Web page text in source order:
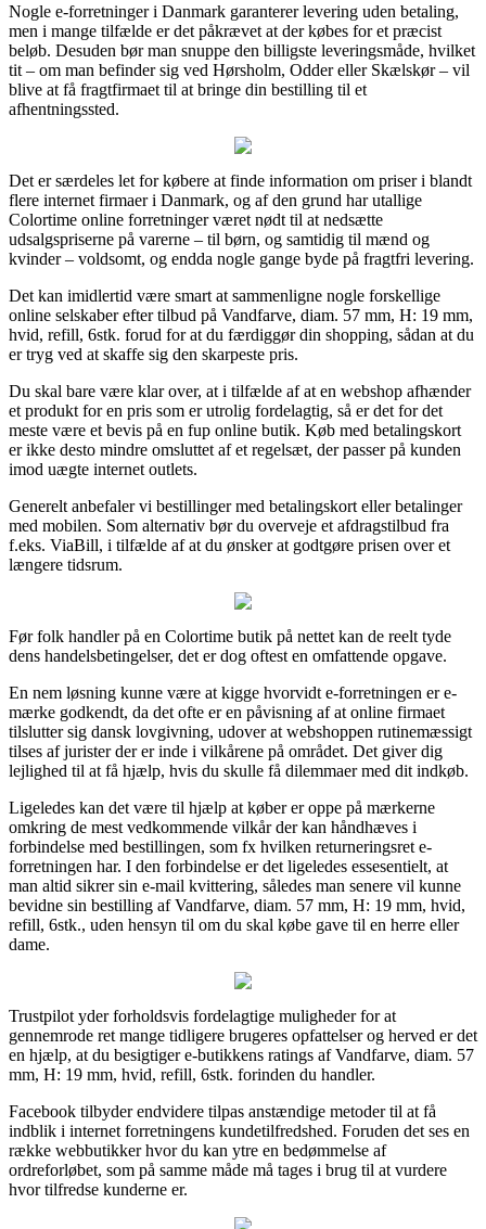
Nogle e-forretninger i Danmark garanterer levering uden betaling,
men i mange tilfælde er det påkrævet at der købes for et præcist
beløb. Desuden bør man snuppe den billigste leveringsmåde, hvilket
tit – om man befinder sig ved Hørsholm, Odder eller Skælskør – vil
blive at få fragtfirmaet til at bringe din bestilling til et
afhentningssted.
Det er særdeles let for købere at finde information om priser i blandt
flere internet firmaer i Danmark, og af den grund har utallige
Colortime online forretninger været nødt til at nedsætte
udsalgspriserne på varerne – til børn, og samtidig til mænd og
kvinder – voldsomt, og endda nogle gange byde på fragtfri levering.
Det kan imidlertid være smart at sammenligne nogle forskellige
online selskaber efter tilbud på Vandfarve, diam. 57 mm, H: 19 mm,
hvid, refill, 6stk. forud for at du færdiggør din shopping, sådan at du
er tryg ved at skaffe sig den skarpeste pris.
Du skal bare være klar over, at i tilfælde af at en webshop afhænder
et produkt for en pris som er utrolig fordelagtig, så er det for det
meste være et bevis på en fup online butik. Køb med betalingskort
er ikke desto mindre omsluttet af et regelsæt, der passer på kunden
imod uægte internet outlets.
Generelt anbefaler vi bestillinger med betalingskort eller betalinger
med mobilen. Som alternativ bør du overveje et afdragstilbud fra
f.eks. ViaBill, i tilfælde af at du ønsker at godtgøre prisen over et
længere tidsrum.
Før folk handler på en Colortime butik på nettet kan de reelt tyde
dens handelsbetingelser, det er dog oftest en omfattende opgave.
En nem løsning kunne være at kigge hvorvidt e-forretningen er e-
mærke godkendt, da det ofte er en påvisning af at online firmaet
tilslutter sig dansk lovgivning, udover at webshoppen rutinemæssigt
tilses af jurister der er inde i vilkårene på området. Det giver dig
lejlighed til at få hjælp, hvis du skulle få dilemmaer med dit indkøb.
Ligeledes kan det være til hjælp at køber er oppe på mærkerne
omkring de mest vedkommende vilkår der kan håndhæves i
forbindelse med bestillingen, som fx hvilken returneringsret e-
forretningen har. I den forbindelse er det ligeledes essesentielt, at
man altid sikrer sin e-mail kvittering, således man senere vil kunne
bevidne sin bestilling af Vandfarve, diam. 57 mm, H: 19 mm, hvid,
refill, 6stk., uden hensyn til om du skal købe gave til en herre eller
dame.
Trustpilot yder forholdsvis fordelagtige muligheder for at
gennemrode ret mange tidligere brugeres opfattelser og herved er det
en hjælp, at du besigtiger e-butikkens ratings af Vandfarve, diam. 57
mm, H: 19 mm, hvid, refill, 6stk. forinden du handler.
Facebook tilbyder endvidere tilpas anstændige metoder til at få
indblik i internet forretningens kundetilfredshed. Foruden det ses en
række webbutikker hvor du kan ytre en bedømmelse af
ordreforløbet, som på samme måde må tages i brug til at vurdere
hvor tilfredse kunderne er.